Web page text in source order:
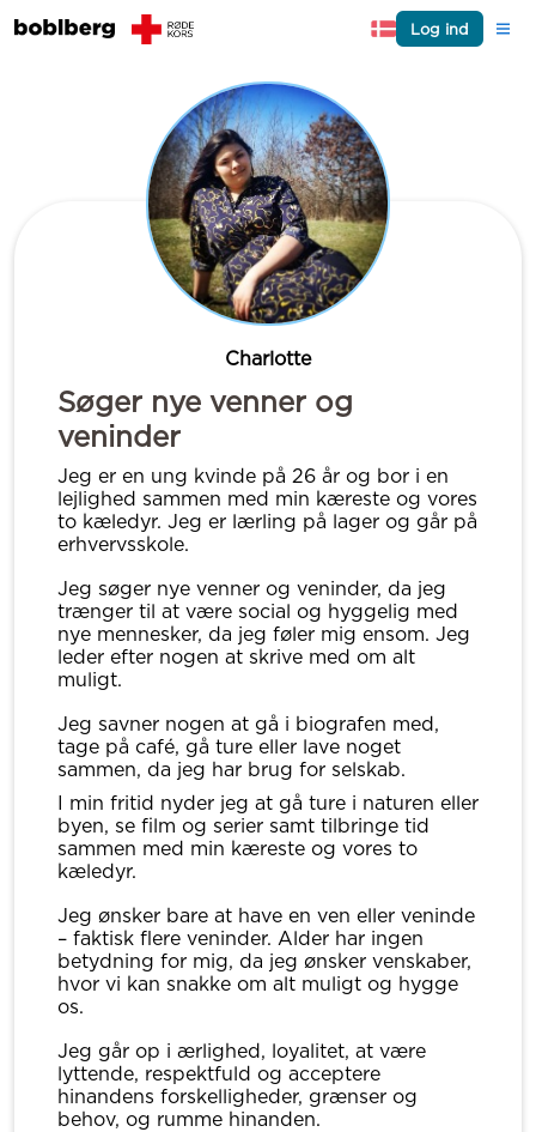
Log ind
Charlotte
Søger nye venner og
veninder
Jeg er en ung kvinde på 26 år og bor i en
lejlighed sammen med min kæreste og vores
to kæledyr. Jeg er lærling på lager og går på
erhvervsskole.
Jeg søger nye venner og veninder, da jeg
trænger til at være social og hyggelig med
nye mennesker, da jeg føler mig ensom. Jeg
leder efter nogen at skrive med om alt
muligt.
Jeg savner nogen at gå i biografen med,
tage på café, gå ture eller lave noget
sammen, da jeg har brug for selskab.
I min fritid nyder jeg at gå ture i naturen eller
byen, se film og serier samt tilbringe tid
sammen med min kæreste og vores to
kæledyr.
Jeg ønsker bare at have en ven eller veninde
– faktisk flere veninder. Alder har ingen
betydning for mig, da jeg ønsker venskaber,
hvor vi kan snakke om alt muligt og hygge
os.
Jeg går op i ærlighed, loyalitet, at være
lyttende, respektfuld og acceptere
hinandens forskelligheder, grænser og
behov, og rumme hinanden.